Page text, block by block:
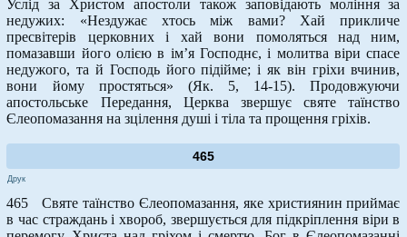
Услід за Христом апостоли також заповідають моління за
недужих: «Нездужає хтось між вами? Хай прикличе
пресвітерів церковних і хай вони помоляться над ним,
помазавши його олією в ім’я Господнє, і молитва віри спасе
недужого, та й Господь його підійме; і як він гріхи вчинив,
вони йому простяться» (Як. 5, 14-15). Продовжуючи
апостольське Передання, Церква звершує святе таїнство
Єлеопомазання на зцілення душі і тіла та прощення гріхів.
465
Друк
465 Святе таїнство Єлеопомазання, яке християнин приймає
в час страждань і хвороб, звершується для підкріплення віри в